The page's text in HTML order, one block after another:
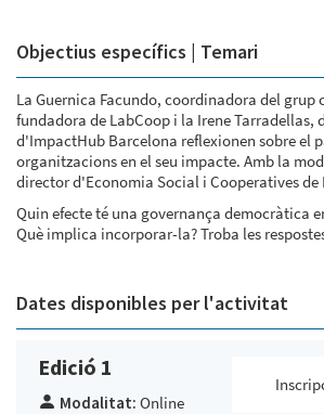
Objectius específics | Temari
La Guernica Facundo, coordinadora del grup
fundadora de LabCoop i la Irene Tarradellas,
d'ImpactHub Barcelona reflexionen sobre el
organitzacions en el seu impacte. Amb la
director d'Economia Social i Cooperatives de
Quin efecte té una governança democràtica
Què implica incorporar-la? Troba les
Dates disponibles per l'activitat
Edició 1
Modalitat: Online